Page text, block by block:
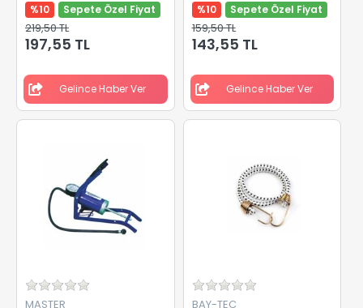
%10 Sepete Özel Fiyat
219,50 TL
197,55 TL
Gelince Haber Ver
%10 Sepete Özel Fiyat
159,50 TL
143,55 TL
Gelince Haber Ver
MASTER BAY-TEC